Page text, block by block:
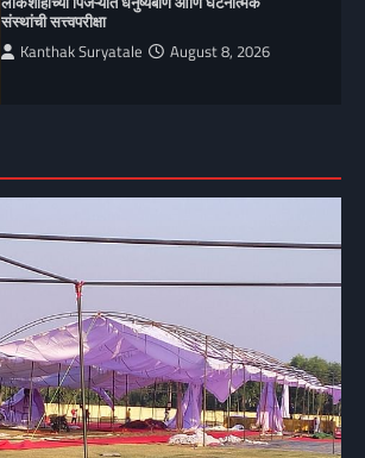
संस्थांची सत्त्वपरीक्षा
Kanthak Suryatale August 8, 2026